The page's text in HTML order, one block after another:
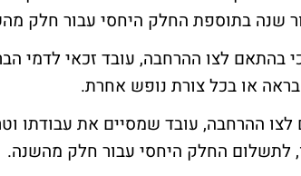
שנה בתוספת החלק היחסי עבור חלק
בהתאם לצו ההרחבה, עובד זכאי לדמי
או בכל צורת נופש אחרת.
ההרחבה, עובד שמסיים את עבודתו
לתשלום החלק היחסי עבור חלק מהשנה.